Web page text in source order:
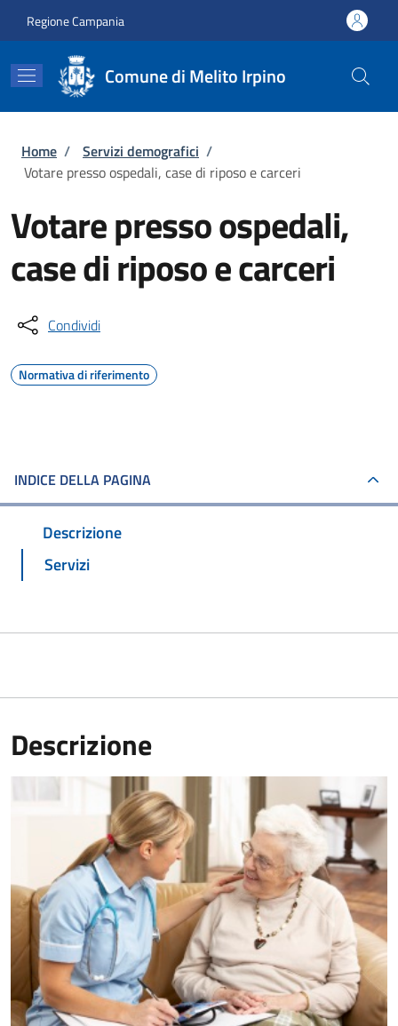
Regione Campania
Comune di Melito Irpino
Briciole di pane
Home / Servizi demografici /
Votare presso ospedali, case di riposo e carceri
Votare presso ospedali,
case di riposo e carceri
Condividi
Normativa di riferimento
INDICE DELLA PAGINA
Descrizione
Servizi
Descrizione